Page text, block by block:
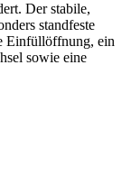
Der stabile,
standfeste
Einfüllöffnung, ein
sowie eine